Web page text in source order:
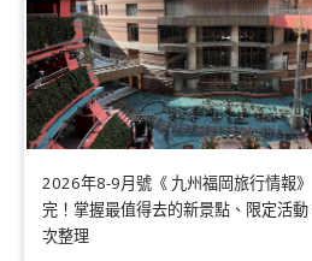
2026年8-9月號《 九州福岡旅行情報
完！掌握最值得去的新景點、限定活
次整理